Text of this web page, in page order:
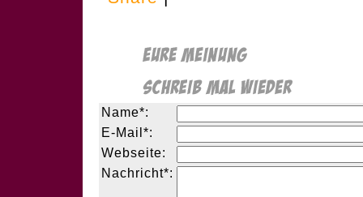
Name*:
E-Mail*:
Webseite:
Nachricht*: